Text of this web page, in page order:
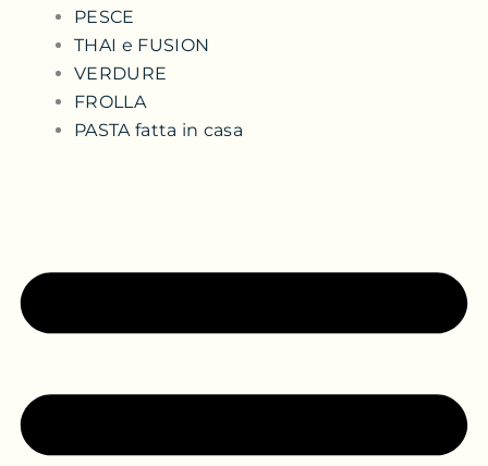
PESCE
THAI e FUSION
VERDURE
FROLLA
PASTA fatta in casa